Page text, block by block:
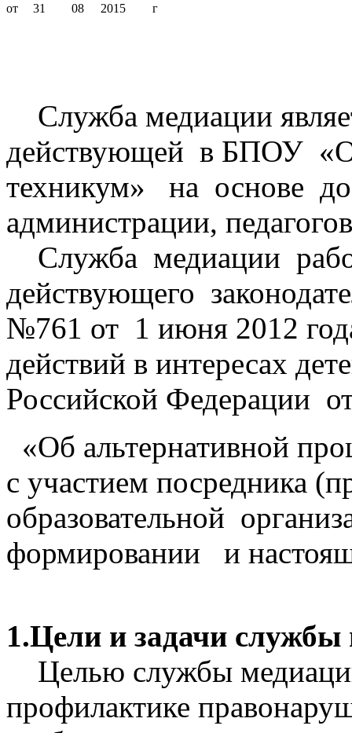
от 31 08 2015 г
Служба медиации
действующей в БПОУ
техникум» на основе
администрации,
Служба медиации
действующего
№761 от 1 июня 2012
действий в интересах
Российской Федерации
«Об альтернативной
с участием посредника
образовательной
формировании и
1.Цели и задачи службы
Целью службы
профилактике